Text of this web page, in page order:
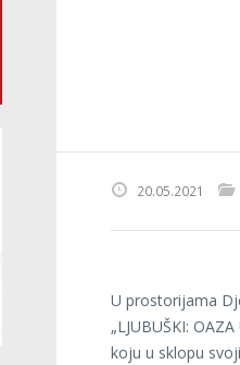
20.05.2021
U prostorijama
„LJUBUŠKI:
koju u sklopu